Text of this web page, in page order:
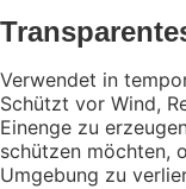
Verwendet in
Schützt vor Wind,
Einenge zu
schützen möchten,
Umgebung zu